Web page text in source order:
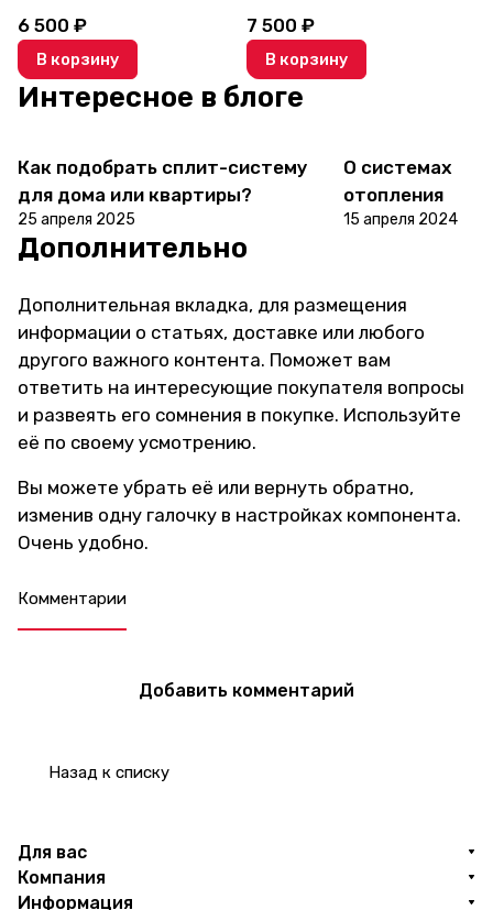
время. Делаем все
аккуратно и по
согласованию с заказчиком.
6 500 ₽
В корзину
время. Делаем все
аккуратно и по
согласованию с заказчиком.
7 500 ₽
В корзину
Интересное в блоге
Советы покупателям
Как подобрать сплит-систему
для дома или квартиры?
25 апреля 2025
Советы
покупателям
О системах
отопления
15 апреля 2024
Дополнительно
Дополнительная вкладка, для размещения
информации о статьях, доставке или любого
другого важного контента. Поможет вам
ответить на интересующие покупателя вопросы
и развеять его сомнения в покупке. Используйте
её по своему усмотрению.
Вы можете убрать её или вернуть обратно,
изменив одну галочку в настройках компонента.
Очень удобно.
Комментарии
Добавить комментарий
Назад к списку
Для вас
Компания
Информация